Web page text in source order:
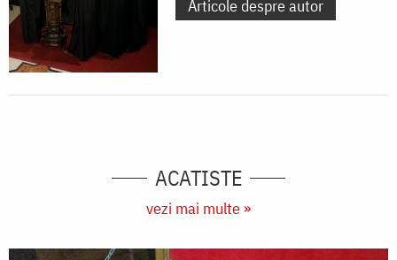
Articole despre autor
ACATISTE
vezi mai multe »